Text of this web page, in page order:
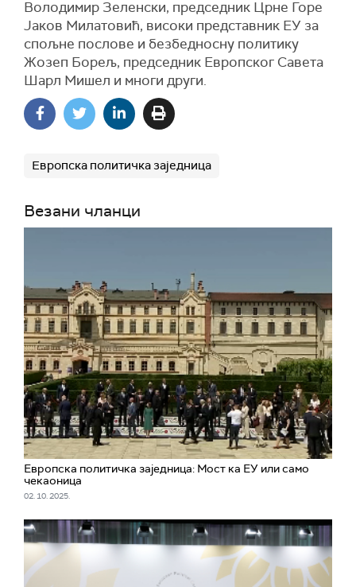
Володимир Зеленски, председник Црне Горе
Јаков Милатовић, високи представник ЕУ за
спољне послове и безбедносну политику
Жозеп Борељ, председник Европског Савета
Шарл Мишел и многи други.
Европска политичка заједница
Везани чланци
Европска политичка заједница: Мост ка ЕУ или само
чекаоница
02. 10. 2025.